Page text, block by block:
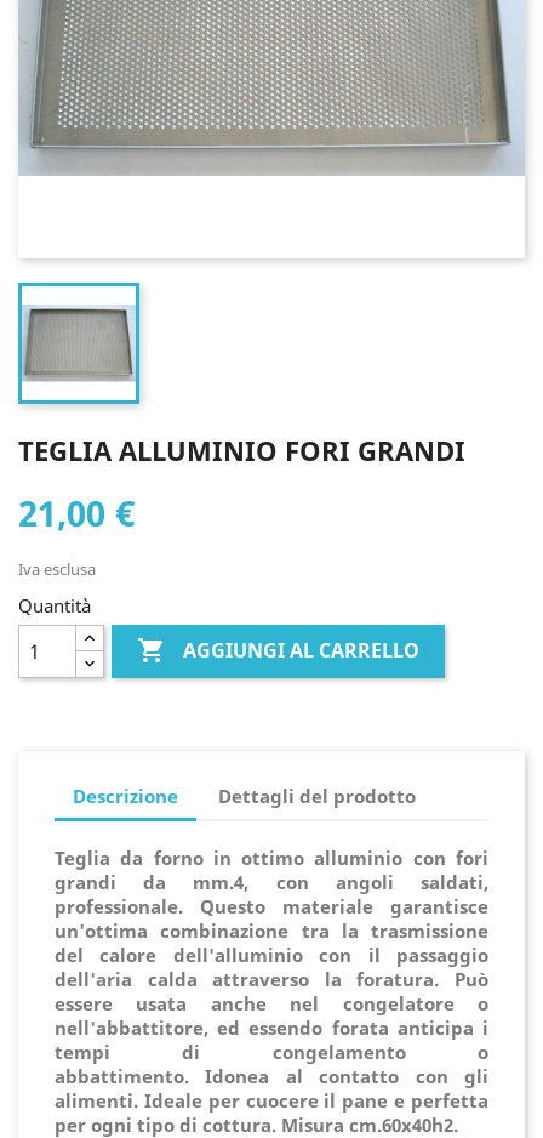
TEGLIA ALLUMINIO FORI GRANDI
21,00 €
Iva esclusa
Quantità
 AGGIUNGI AL CARRELLO
Descrizione Dettagli del prodotto
Teglia da forno in ottimo alluminio con fori
grandi da mm.4, con angoli saldati,
professionale. Questo materiale garantisce
un'ottima combinazione tra la trasmissione
del calore dell'alluminio con il passaggio
dell'aria calda attraverso la foratura. Può
essere usata anche nel congelatore o
nell'abbattitore, ed essendo forata anticipa i
tempi di congelamento o
abbattimento. Idonea al contatto con gli
alimenti. Ideale per cuocere il pane e perfetta
per ogni tipo di cottura. Misura cm.60x40h2.